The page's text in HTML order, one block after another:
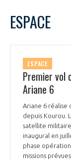
PRÉSENTATION
NOTRE VISION
NOS MISSIONS
NOTRE HISTOIRE
ORGANISATION
LE CONSEIL DU
L’ÉQUIPE DU GIFAS
GEADS
10
31
ESPACE
ESPACE
Premier vol
Ariane 6
Ariane 6 réalise
depuis Kourou.
satellite militaire
inaugural en
phase
missions
Rejoignez